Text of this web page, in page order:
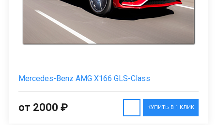
Mercedes-Benz AMG X166 GLS-Class
КУПИТЬ В 1 КЛИК
от 2000 ₽